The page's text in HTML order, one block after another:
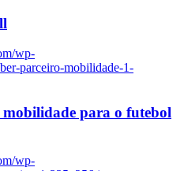
wp-
parceiro-mobilidade-1-
para o futebol
wp-